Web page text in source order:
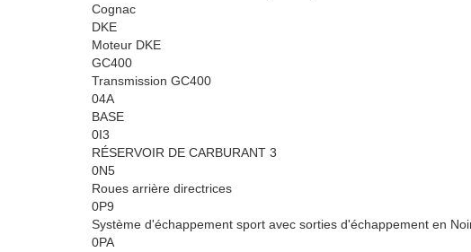
Cognac
DKE
Moteur DKE
GC400
Transmission GC400
04A
BASE
0I3
RÉSERVOIR DE CARBURANT 3
0N5
Roues arrière directrices
0P9
Système d'échappement sport avec sorties d'échappement en
0PA